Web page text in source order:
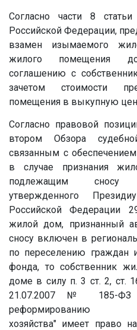
Согласно части 8 статьи
Российской Федерации,
взамен изымаемого
жилого помещения
соглашению с
зачетом стоимости
помещения в выкупную
Согласно правовой
втором Обзора
связанным с
в случае признания
подлежащим сносу
утвержденного
Российской Федерации
жилой дом, признанный
сносу включен в
по переселению граждан
фонда, то собственник
доме в силу п. 3 ст. 2, ст.
21.07.2007 № 185-ФЗ
реформированию
хозяйства" имеет право